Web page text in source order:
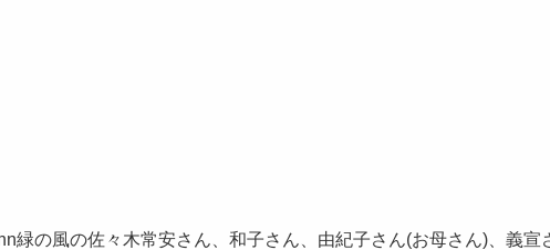
緑の風の佐々木常安さん、和子さん、由紀子さん(お母さん)、義宣